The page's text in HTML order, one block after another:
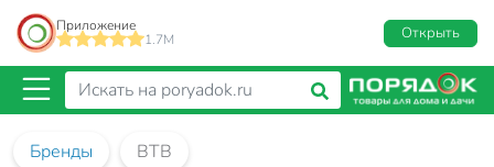
Приложение
1.7M
Открыть
Бренды ВТВ